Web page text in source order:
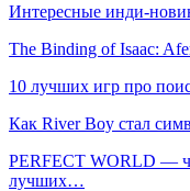
Интересные инди-
The Binding of Isaac:
10 лучших игр про
Как River Boy стал
PERFECT WORLD —
лучших…